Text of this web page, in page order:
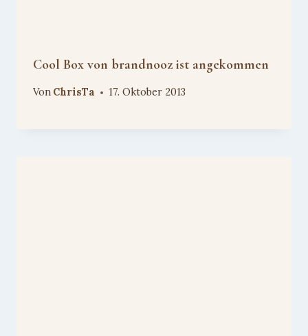
Cool Box von brandnooz ist angekommen
Von ChrisTa 17. Oktober 2013